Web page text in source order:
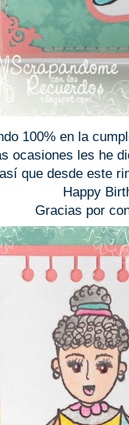
100% en la
ocasiones les he
que desde este
Happy
Gracias por